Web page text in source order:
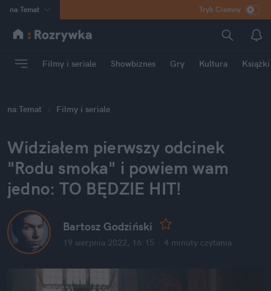
na:Temat
INN Poland
mama
Rozrywka
Tryb Ciemny
Filmy i seriale Showbiznes Gry Kultura Książki
na:Temat Filmy i seriale
Widziałem pierwszy odcinek
"Rodu smoka" i powiem wam
jedno: TO BĘDZIE HIT!
Bartosz Godziński
19 sierpnia 2022, 16:15 · 4 minuty czytania